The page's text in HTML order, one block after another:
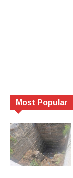
Most Popular